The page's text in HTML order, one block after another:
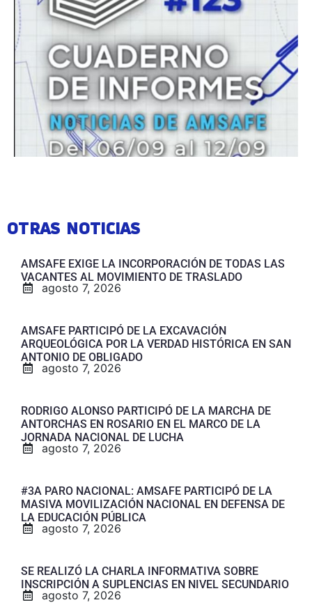
OTRAS NOTICIAS
AMSAFE EXIGE LA INCORPORACIÓN DE TODAS LAS
VACANTES AL MOVIMIENTO DE TRASLADO
agosto 7, 2026
AMSAFE PARTICIPÓ DE LA EXCAVACIÓN
ARQUEOLÓGICA POR LA VERDAD HISTÓRICA EN SAN
ANTONIO DE OBLIGADO
agosto 7, 2026
RODRIGO ALONSO PARTICIPÓ DE LA MARCHA DE
ANTORCHAS EN ROSARIO EN EL MARCO DE LA
JORNADA NACIONAL DE LUCHA
agosto 7, 2026
#3A PARO NACIONAL: AMSAFE PARTICIPÓ DE LA
MASIVA MOVILIZACIÓN NACIONAL EN DEFENSA DE
LA EDUCACIÓN PÚBLICA
agosto 7, 2026
SE REALIZÓ LA CHARLA INFORMATIVA SOBRE
INSCRIPCIÓN A SUPLENCIAS EN NIVEL SECUNDARIO
agosto 7, 2026